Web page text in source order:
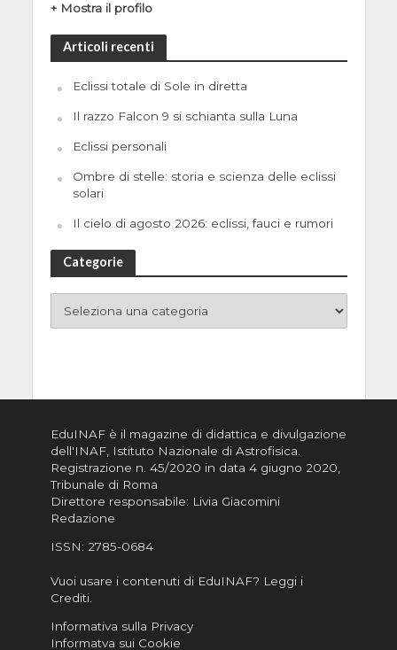
+ Mostra il profilo
Articoli recenti
Eclissi totale di Sole in diretta
Il razzo Falcon 9 si schianta sulla Luna
Eclissi personali
Ombre di stelle: storia e scienza delle eclissi
solari
Il cielo di agosto 2026: eclissi, fauci e rumori
Categorie
EduINAF è il magazine di didattica e divulgazione
dell'INAF, Istituto Nazionale di Astrofisica
Registrazione n. 45/2020 in data 4 giugno 2020,
Tribunale di Roma
Direttore responsabile: Livia Giacomini
Redazione
ISSN: 2785-0684
Vuoi usare i contenuti di EduINAF? Leggi i
Crediti.
Informativa sulla Privacy
Informatva sui Cookie